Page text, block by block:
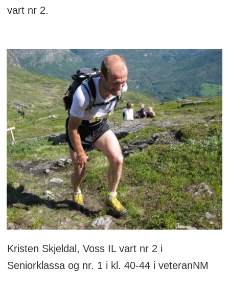
vart nr 2.
Kristen Skjeldal, Voss IL vart nr 2 i
Seniorklassa og nr. 1 i kl. 40-44 i veteranNM